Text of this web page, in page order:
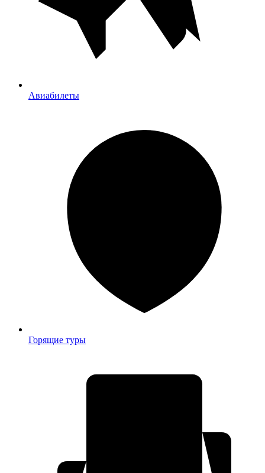
Авиабилеты
Горящие туры